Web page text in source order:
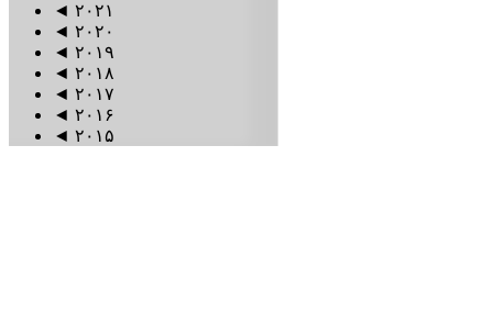
◄ ۲۰۲۱
◄ ۲۰۲۰
◄ ۲۰۱۹
◄ ۲۰۱۸
◄ ۲۰۱۷
◄ ۲۰۱۶
◄ ۲۰۱۵